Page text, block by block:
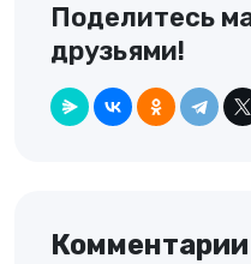
Поделитесь
друзьями!